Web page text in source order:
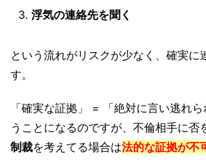
浮気の連絡先を聞く
という流れがリスクが少なく、確実に
す。
「確実な証拠」 = 「絶対に言い逃れ
うことになるのですが、不倫相手に否
制裁を考えてる場合は法的な証拠が不